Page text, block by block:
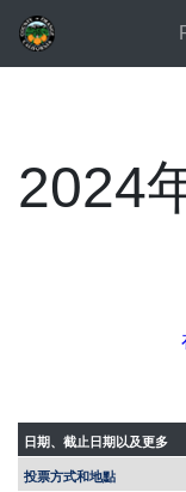
2024
日期、截止日期以及更多
投票方式和地點